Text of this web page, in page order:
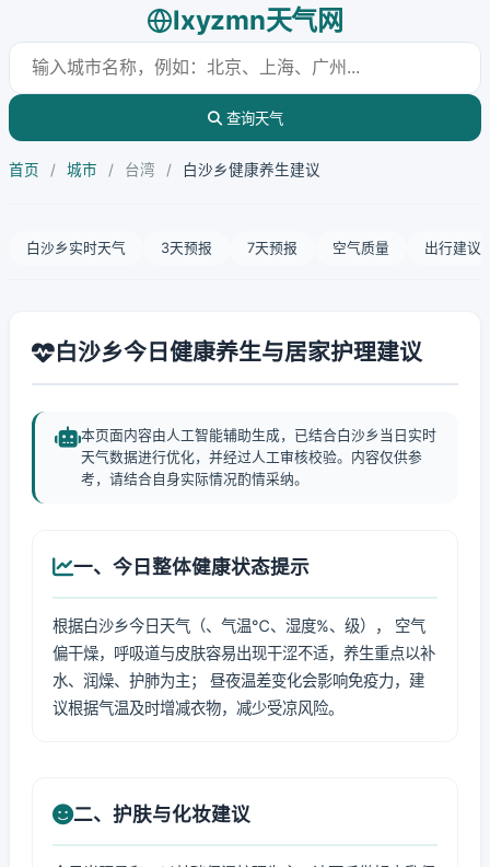
lxyzmn天气网
查询天气
首页 / 城市 / 台湾 / 白沙乡健康养生建议
白沙乡实时天气 3天预报 7天预报 空气质量 出行建议
白沙乡今日健康养生与居家护理建议
本页面内容由人工智能辅助生成，已结合白沙乡当日实时
天气数据进行优化，并经过人工审核校验。内容仅供参
考，请结合自身实际情况酌情采纳。
一、今日整体健康状态提示
根据白沙乡今日天气（、气温℃、湿度%、级）， 空气
偏干燥，呼吸道与皮肤容易出现干涩不适，养生重点以补
水、润燥、护肺为主； 昼夜温差变化会影响免疫力，建
议根据气温及时增减衣物，减少受凉风险。
二、护肤与化妆建议